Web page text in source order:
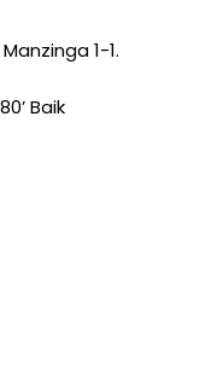
1-1.
Baik